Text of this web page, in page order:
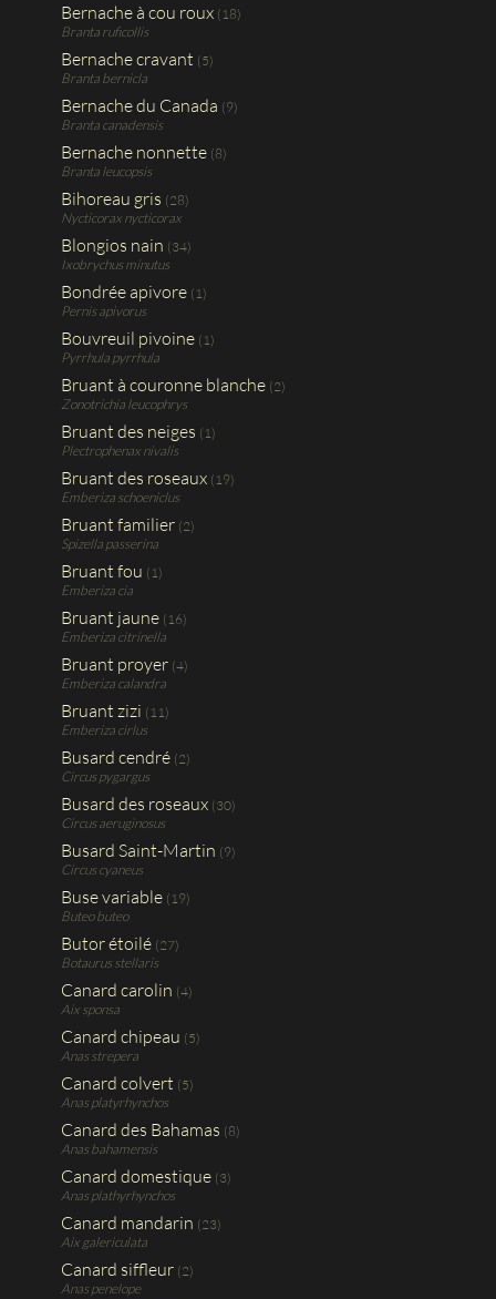
Bernache à cou roux (18)
Branta ruficollis
Bernache cravant (5)
Branta bernicla
Bernache du Canada (9)
Branta canadensis
Bernache nonnette (8)
Branta leucopsis
Bihoreau gris (28)
Nycticorax nycticorax
Blongios nain (34)
Ixobrychus minutus
Bondrée apivore (1)
Pernis apivorus
Bouvreuil pivoine (1)
Pyrrhula pyrrhula
Bruant à couronne blanche (2)
Zonotrichia leucophrys
Bruant des neiges (1)
Plectrophenax nivalis
Bruant des roseaux (19)
Emberiza schoeniclus
Bruant familier (2)
Spizella passerina
Bruant fou (1)
Emberiza cia
Bruant jaune (16)
Emberiza citrinella
Bruant proyer (4)
Emberiza calandra
Bruant zizi (11)
Emberiza cirlus
Busard cendré (2)
Circus pygargus
Busard des roseaux (30)
Circus aeruginosus
Busard Saint-Martin (9)
Circus cyaneus
Buse variable (19)
Buteo buteo
Butor étoilé (27)
Botaurus stellaris
Canard carolin (4)
Aix sponsa
Canard chipeau (5)
Anas strepera
Canard colvert (5)
Anas platyrhynchos
Canard des Bahamas (8)
Anas bahamensis
Canard domestique (3)
Anas plathyrhynchos
Canard mandarin (23)
Aix galericulata
Canard siffleur (2)
Anas penelope